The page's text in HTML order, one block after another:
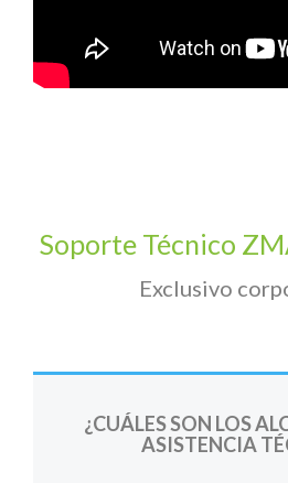
Soporte Técnico
Exclusivo
¿CUÁLES SON LOS
ASISTENCIA